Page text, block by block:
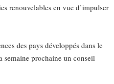
renouvelables en vue d’impulser
des pays développés dans le
semaine prochaine un conseil